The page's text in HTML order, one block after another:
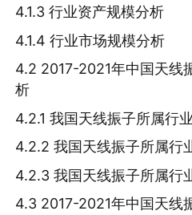
4.1.3 行业资产规模分析
4.1.4 行业市场规模分析
4.2 2017-2021年中国天线
析
4.2.1 我国天线振子所属行
4.2.2 我国天线振子所属行
4.2.3 我国天线振子所属行
4.3 2017-2021年中国天线